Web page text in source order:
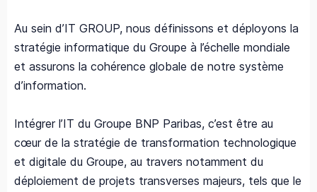
Au sein d’IT GROUP, nous définissons et déployons la
stratégie informatique du Groupe à l’échelle mondiale
et assurons la cohérence globale de notre système
d’information.
Intégrer l’IT du Groupe BNP Paribas, c’est être au
cœur de la stratégie de transformation technologique
et digitale du Groupe, au travers notamment du
déploiement de projets transverses majeurs, tels que le